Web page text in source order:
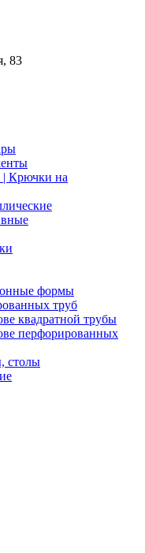
83
| Крючки на
формы
труб
квадратной трубы
перфорированных
столы